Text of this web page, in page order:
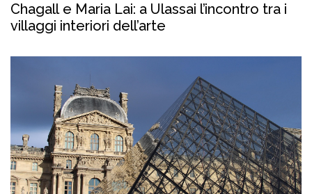
Chagall e Maria Lai: a Ulassai l’incontro tra i
villaggi interiori dell’arte